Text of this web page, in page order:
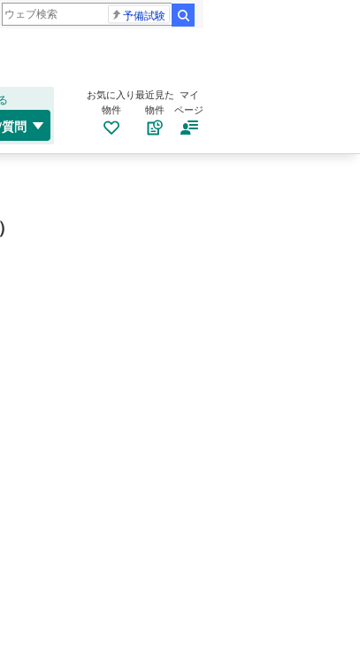
予備試験
問
お気に入り
物件
最近見た
物件
マイ
ページ